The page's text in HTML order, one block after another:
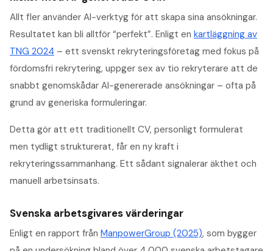
Allt fler använder AI-verktyg för att skapa sina ansökningar.
Resultatet kan bli alltför “perfekt”. Enligt en kartläggning av
TNG 2024 – ett svenskt rekryteringsföretag med fokus på
fördomsfri rekrytering, uppger sex av tio rekryterare att de
snabbt genomskådar AI-genererade ansökningar – ofta på
grund av generiska formuleringar.
Detta gör att ett traditionellt CV, personligt formulerat
men tydligt strukturerat, får en ny kraft i
rekryteringssammanhang. Ett sådant signalerar äkthet och
manuell arbetsinsats.
Svenska arbetsgivares värderingar
Enligt en rapport från ManpowerGroup (2025), som bygger